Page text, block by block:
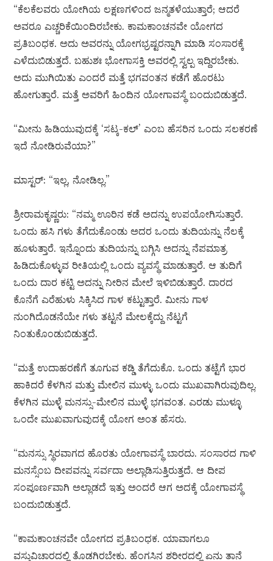
“ಕೆಲಕೆಲವರು ಯೋಗಿಯ ಲಕ್ಷಣಗಳಿಂದ ಜನ್ಮತಳೆಯುತ್ತಾರೆ; ಆದರೆ
ಅವರೂ ಎಚ್ಚರಿಕೆಯಿಂದಿರಬೇಕು. ಕಾಮಕಾಂಚನವೇ ಯೋಗದ
ಪ್ರತಿಬಂಧಕ. ಅದು ಅವರನ್ನು ಯೋಗಭ್ರಷ್ಟರನ್ನಾಗಿ ಮಾಡಿ ಸಂಸಾರಕ್ಕೆ
ಎಳೆದುಬಿಡುತ್ತದೆ. ಬಹುಶಃ ಭೋಗಾಸಕ್ತಿ ಅವರಲ್ಲಿ ಸ್ವಲ್ಪ ಇದ್ದಿರಬೇಕು.
ಅದು ಮುಗಿಯಿತು ಎಂದರೆ ಮತ್ತೆ ಭಗವಂತನ ಕಡೆಗೆ ಹೊರಟು
ಹೋಗುತ್ತಾರೆ. ಮತ್ತೆ ಅವರಿಗೆ ಹಿಂದಿನ ಯೋಗಾವಸ್ಥೆ ಬಂದುಬಿಡುತ್ತದೆ.
“ಮೀನು ಹಿಡಿಯುವುದಕ್ಕೆ ‘ಸಟ್ಕ-ಕಲ್’ ಎಂಬ ಹೆಸರಿನ ಒಂದು ಸಲಕರಣೆ
ಇದೆ ನೋಡಿರುವೆಯಾ?”
ಮಾಸ್ಟರ್: “ಇಲ್ಲ, ನೋಡಿಲ್ಲ.”
ಶ್ರೀರಾಮಕೃಷ್ಣರು: “ನಮ್ಮ ಊರಿನ ಕಡೆ ಅದನ್ನು ಉಪಯೋಗಿಸುತ್ತಾರೆ.
ಒಂದು ಹಸಿ ಗಳು ತೆಗೆದುಕೊಂಡು ಅದರ ಒಂದು ತುದಿಯನ್ನು ನೆಲಕ್ಕೆ
ಹೂಳುತ್ತಾರೆ. ಇನ್ನೊಂದು ತುದಿಯನ್ನು ಬಗ್ಗಿಸಿ ಅದನ್ನು ನೆಪಮಾತ್ರ
ಹಿಡಿದುಕೊಳ್ಳುವ ರೀತಿಯಲ್ಲಿ ಒಂದು ವ್ಯವಸ್ಥೆ ಮಾಡುತ್ತಾರೆ. ಆ ತುದಿಗೆ
ಒಂದು ದಾರ ಕಟ್ಟಿ ಅದನ್ನು ನೀರಿನ ಮೇಲೆ ಇಳಿಬಿಡುತ್ತಾರೆ. ದಾರದ
ಕೊನೆಗೆ ಎರೆಹುಳು ಸಿಕ್ಕಿಸಿದ ಗಾಳ ಕಟ್ಟುತ್ತಾರೆ. ಮೀನು ಗಾಳ
ನುಂಗಿದೊಡನೆಯೇ ಗಳು ತಟ್ಟನೆ ಮೇಲಕ್ಕೆದ್ದು ನೆಟ್ಟಗೆ
ನಿಂತುಕೊಂಡುಬಿಡುತ್ತದೆ.
“ಮತ್ತೆ ಉದಾಹರಣೆಗೆ ತೂಗುವ ಕಡ್ಡಿ ತೆಗೆದುಕೊ. ಒಂದು ತಟ್ಟೆಗೆ ಭಾರ
ಹಾಕಿದರೆ ಕೆಳಗಿನ ಮತ್ತು ಮೇಲಿನ ಮುಳ್ಳು ಒಂದು ಮುಖವಾಗಿರುವುದಿಲ್ಲ.
ಕೆಳಗಿನ ಮುಳ್ಳೆ ಮನಸ್ಸು-ಮೇಲಿನ ಮುಳ್ಳೆ ಭಗವಂತ. ಎರಡು ಮುಳ್ಳೂ
ಒಂದೇ ಮುಖವಾಗುವುದಕ್ಕೆ ಯೋಗ ಅಂತ ಹೆಸರು.
“ಮನಸ್ಸು ಸ್ಥಿರವಾಗದ ಹೊರತು ಯೋಗಾವಸ್ಥೆ ಬಾರದು. ಸಂಸಾರದ ಗಾಳಿ
ಮನಸ್ಸೆಂಬ ದೀಪವನ್ನು ಸರ್ವದಾ ಅಲ್ಲಾಡಿಸುತ್ತಿರುತ್ತದೆ. ಆ ದೀಪ
ಸಂಪೂರ್ಣವಾಗಿ ಅಲ್ಲಾಡದೆ ಇತ್ತು ಅಂದರೆ ಆಗ ಅದಕ್ಕೆ ಯೋಗಾವಸ್ಥೆ
ಬಂದುಬಿಡುತ್ತದೆ.
“ಕಾಮಕಾಂಚನವೇ ಯೋಗದ ಪ್ರತಿಬಂಧಕ. ಯಾವಾಗಲೂ
ವಸ್ತುವಿಚಾರದಲ್ಲಿ ತೊಡಗಿರಬೇಕು. ಹೆಂಗಸಿನ ಶರೀರದಲ್ಲಿ ಏನು ತಾನೆ